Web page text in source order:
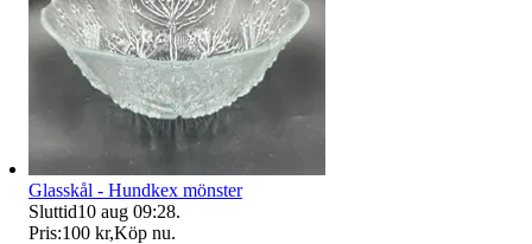
Glasskål - Hundkex mönster
Sluttid10 aug 09:28.
Pris:100 kr,Köp nu.